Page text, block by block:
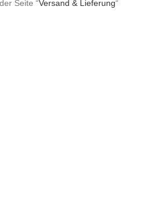
Seite “Versand & Lieferung“